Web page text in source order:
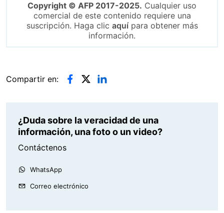
Copyright © AFP 2017-2025. Cualquier uso
comercial de este contenido requiere una
suscripción. Haga clic aquípara obtener más
información.
Compartir en:
¿Duda sobre la veracidad de una
información, una foto o un video?
Contáctenos
WhatsApp
Correo electrónico